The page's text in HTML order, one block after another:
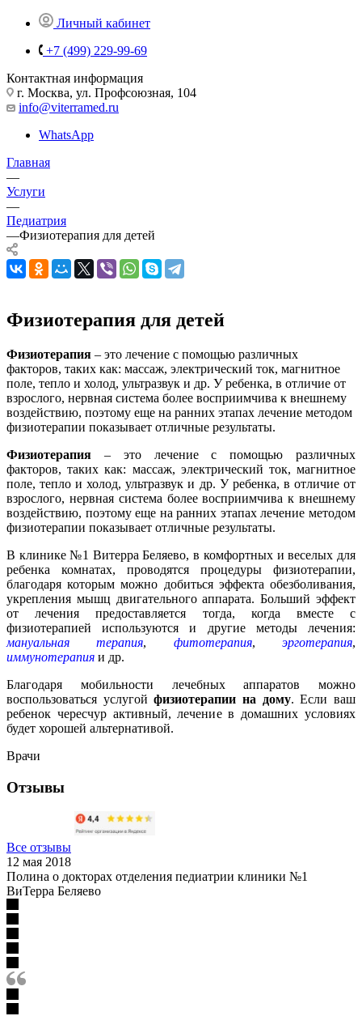
Личный кабинет
+7 (499) 229-99-69
Контактная информация
г. Москва, ул. Профсоюзная, 104
info@viterramed.ru
WhatsApp
Главная
—
Услуги
—
Педиатрия
—Физиотерапия для детей
Физиотерапия для детей
Физиотерапия – это лечение с помощью различных
факторов, таких как: массаж, электрический ток, магнитное
поле, тепло и холод, ультразвук и др. У ребенка, в отличие от
взрослого, нервная система более восприимчива к внешнему
воздействию, поэтому еще на ранних этапах лечение методом
физиотерапии показывает отличные результаты.
Физиотерапия – это лечение с помощью различных
факторов, таких как: массаж, электрический ток, магнитное
поле, тепло и холод, ультразвук и др. У ребенка, в отличие от
взрослого, нервная система более восприимчива к внешнему
воздействию, поэтому еще на ранних этапах лечение методом
физиотерапии показывает отличные результаты.
В клинике №1 Витерра Беляево, в комфортных и веселых для
ребенка комнатах, проводятся процедуры физиотерапии,
благодаря которым можно добиться эффекта обезболивания,
укрепления мышц двигательного аппарата. Больший эффект
от лечения предоставляется тогда, когда вместе с
физиотерапией используются и другие методы лечения:
мануальная терапия, фитотерапия,эрготерапия,
иммунотерапия и др.
Благодаря мобильности лечебных аппаратов можно
воспользоваться услугойфизиотерапии на дому. Если ваш
ребенок чересчур активный, лечение в домашних условиях
будет хорошей альтернативой.
Врачи
Отзывы
Все отзывы
12 мая 2018
Полина о докторах отделения педиатрии клиники №1
ВиТерра Беляево